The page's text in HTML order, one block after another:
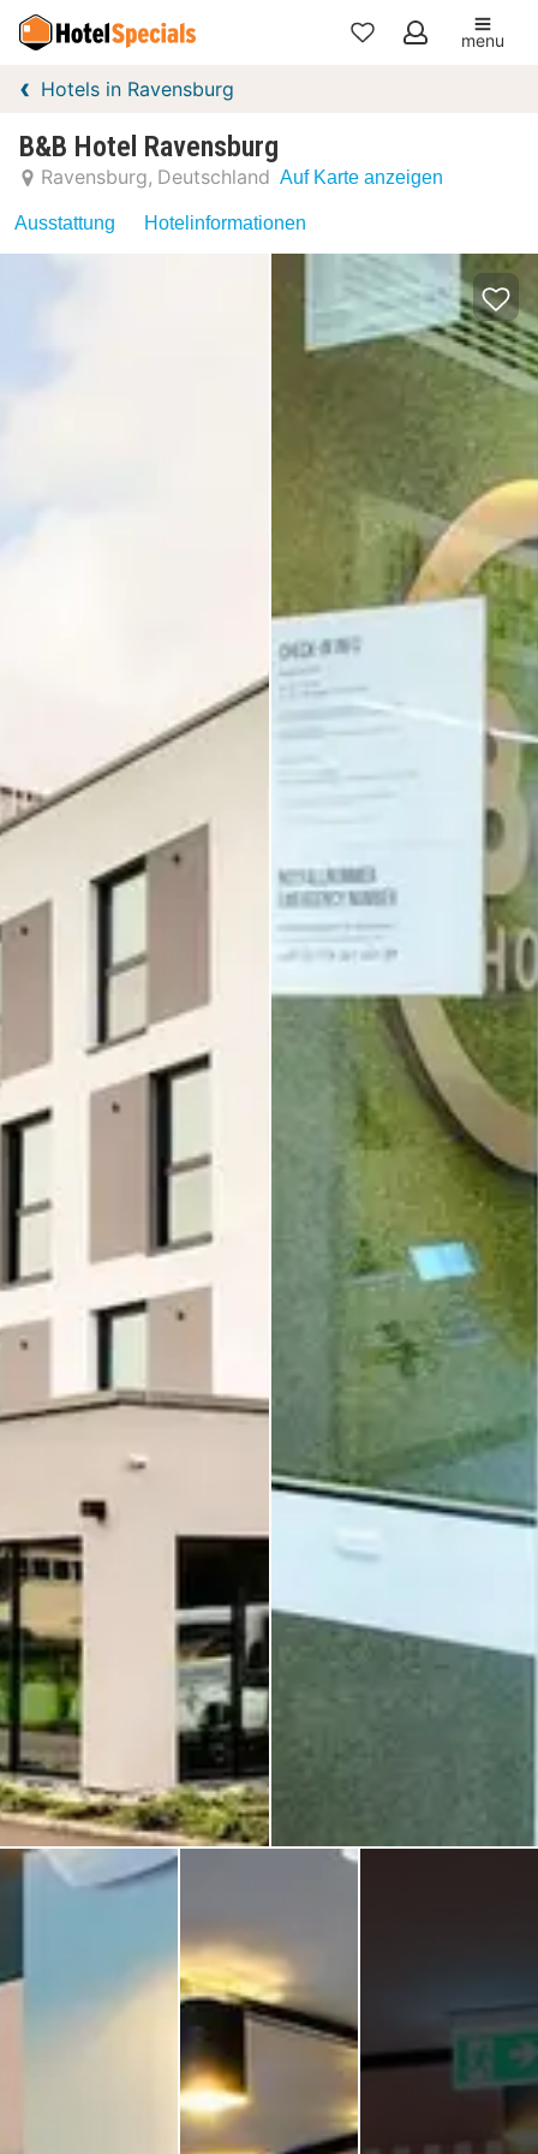
Meine
menu
Hotels in Ravensburg
B&B Hotel Ravensburg
Ravensburg Deutschland Auf Karte anzeigen
Ausstattung Hotelinformationen